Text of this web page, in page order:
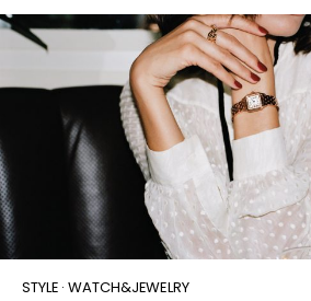
여왕의
STYLE ·WATCH&JEWELRY